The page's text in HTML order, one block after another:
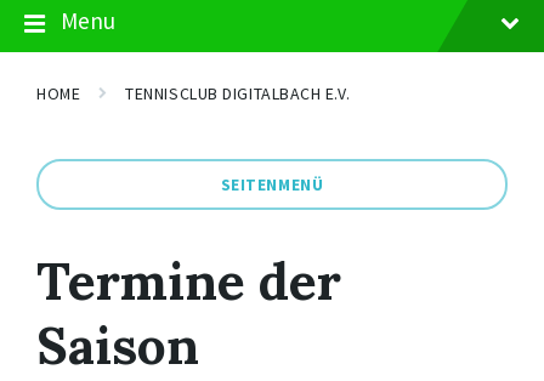
Menu
HOME TENNISCLUB DIGITALBACH E.V.
SEITENMENÜ
Termine der
Saison